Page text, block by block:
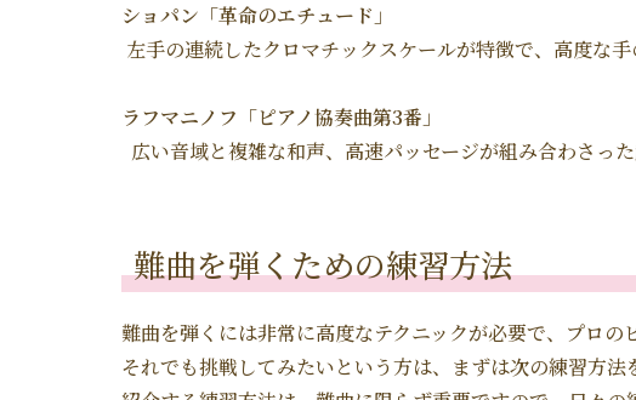
ショパン「革命のエチュード」
左手の連続したクロマチックスケールが特徴で、高度な手
ラフマニノフ「ピアノ協奏曲第3番」
広い音域と複雑な和声、高速パッセージが組み合わさった
難曲を弾くための練習方法
難曲を弾くには非常に高度なテクニックが必要で、プロ
それでも挑戦してみたいという方は、まずは次の練習方法